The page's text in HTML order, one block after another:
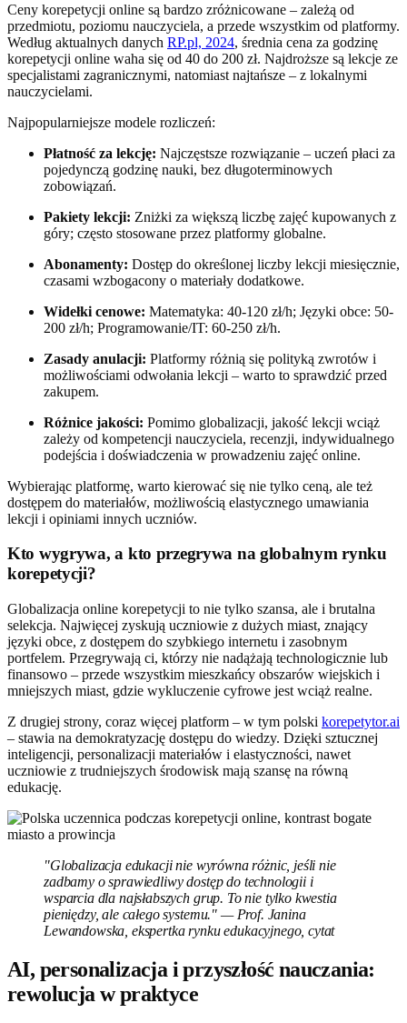
Ceny korepetycji online są bardzo zróżnicowane – zależą od
przedmiotu, poziomu nauczyciela, a przede wszystkim od platformy.
Według aktualnych danych RP.pl, 2024, średnia cena za godzinę
korepetycji online waha się od 40 do 200 zł. Najdroższe są lekcje ze
specjalistami zagranicznymi, natomiast najtańsze – z lokalnymi
nauczycielami.
Najpopularniejsze modele rozliczeń:
Płatność za lekcję: Najczęstsze rozwiązanie – uczeń płaci za
pojedynczą godzinę nauki, bez długoterminowych
zobowiązań.
Pakiety lekcji: Zniżki za większą liczbę zajęć kupowanych z
góry; często stosowane przez platformy globalne.
Abonamenty: Dostęp do określonej liczby lekcji miesięcznie,
czasami wzbogacony o materiały dodatkowe.
Widełki cenowe: Matematyka: 40-120 zł/h; Języki obce: 50-
200 zł/h; Programowanie/IT: 60-250 zł/h.
Zasady anulacji: Platformy różnią się polityką zwrotów i
możliwościami odwołania lekcji – warto to sprawdzić przed
zakupem.
Różnice jakości: Pomimo globalizacji, jakość lekcji wciąż
zależy od kompetencji nauczyciela, recenzji, indywidualnego
podejścia i doświadczenia w prowadzeniu zajęć online.
Wybierając platformę, warto kierować się nie tylko ceną, ale też
dostępem do materiałów, możliwością elastycznego umawiania
lekcji i opiniami innych uczniów.
Kto wygrywa, a kto przegrywa na globalnym rynku
korepetycji?
Globalizacja online korepetycji to nie tylko szansa, ale i brutalna
selekcja. Najwięcej zyskują uczniowie z dużych miast, znający
języki obce, z dostępem do szybkiego internetu i zasobnym
portfelem. Przegrywają ci, którzy nie nadążają technologicznie lub
finansowo – przede wszystkim mieszkańcy obszarów wiejskich i
mniejszych miast, gdzie wykluczenie cyfrowe jest wciąż realne.
Z drugiej strony, coraz więcej platform – w tym polski korepetytor.ai
– stawia na demokratyzację dostępu do wiedzy. Dzięki sztucznej
inteligencji, personalizacji materiałów i elastyczności, nawet
uczniowie z trudniejszych środowisk mają szansę na równą
edukację.
"Globalizacja edukacji nie wyrówna różnic, jeśli nie
zadbamy o sprawiedliwy dostęp do technologii i
wsparcia dla najsłabszych grup. To nie tylko kwestia
pieniędzy, ale całego systemu." — Prof. Janina
Lewandowska, ekspertka rynku edukacyjnego, cytat
AI, personalizacja i przyszłość nauczania:
rewolucja w praktyce